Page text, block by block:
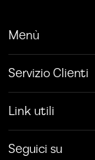
Menù
Servizio Clienti
Link utili
Seguici su